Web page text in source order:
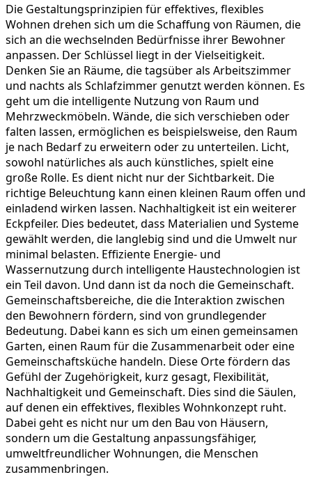
Die Gestaltungsprinzipien für effektives, flexibles
Wohnen drehen sich um die Schaffung von Räumen, die
sich an die wechselnden Bedürfnisse ihrer Bewohner
anpassen. Der Schlüssel liegt in der Vielseitigkeit.
Denken Sie an Räume, die tagsüber als Arbeitszimmer
und nachts als Schlafzimmer genutzt werden können. Es
geht um die intelligente Nutzung von Raum und
Mehrzweckmöbeln. Wände, die sich verschieben oder
falten lassen, ermöglichen es beispielsweise, den Raum
je nach Bedarf zu erweitern oder zu unterteilen. Licht,
sowohl natürliches als auch künstliches, spielt eine
große Rolle. Es dient nicht nur der Sichtbarkeit. Die
richtige Beleuchtung kann einen kleinen Raum offen und
einladend wirken lassen. Nachhaltigkeit ist ein weiterer
Eckpfeiler. Dies bedeutet, dass Materialien und Systeme
gewählt werden, die langlebig sind und die Umwelt nur
minimal belasten. Effiziente Energie- und
Wassernutzung durch intelligente Haustechnologien ist
ein Teil davon. Und dann ist da noch die Gemeinschaft.
Gemeinschaftsbereiche, die die Interaktion zwischen
den Bewohnern fördern, sind von grundlegender
Bedeutung. Dabei kann es sich um einen gemeinsamen
Garten, einen Raum für die Zusammenarbeit oder eine
Gemeinschaftsküche handeln. Diese Orte fördern das
Gefühl der Zugehörigkeit, kurz gesagt, Flexibilität,
Nachhaltigkeit und Gemeinschaft. Dies sind die Säulen,
auf denen ein effektives, flexibles Wohnkonzept ruht.
Dabei geht es nicht nur um den Bau von Häusern,
sondern um die Gestaltung anpassungsfähiger,
umweltfreundlicher Wohnungen, die Menschen
zusammenbringen.